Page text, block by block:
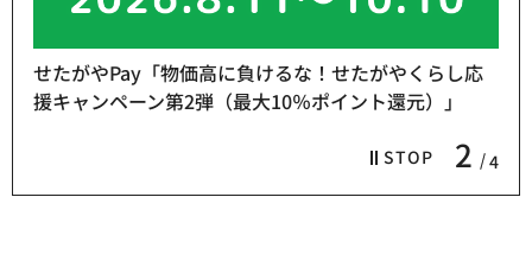
STOP 2 4
せたがやPay「物価高に負けるな！せたがやくらし応
援キャンペーン第2弾（最大10％ポイント還元）」